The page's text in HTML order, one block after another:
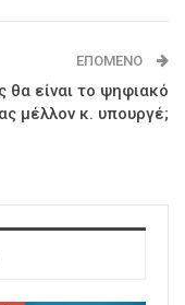
ΕΠΌΜΕΝΟ
θα είναι το ψηφιακό
μέλλον κ. υπουργέ;